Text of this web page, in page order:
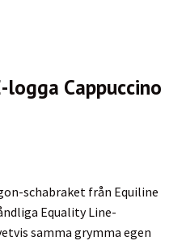
Cappuccino
schabraket från Equiline
Equality Line-
samma grymma egen